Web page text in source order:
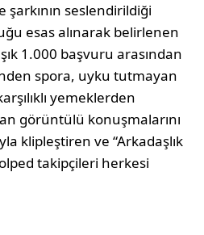
şarkının seslendirildiği
esas alınarak belirlenen
1.000 başvuru arasından
spora, uyku tutmayan
yemeklerden
görüntülü konuşmalarını
klipleştiren ve “Arkadaşlık
takipçileri herkesi